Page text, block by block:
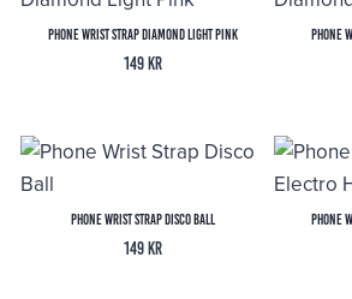
Phone Wrist Strap Diamond Light Pink
149 kr
Phone
Phone Wrist Strap Disco Ball
149 kr
Phone